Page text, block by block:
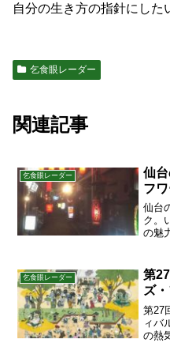
自分の生き方の指針にした
乞食眼レーダー
関連記事
乞食眼レーダー
仙
フワ
仙台
ク。
の魅
乞食眼レーダー
第
ズ
第27
ィバ
の熱